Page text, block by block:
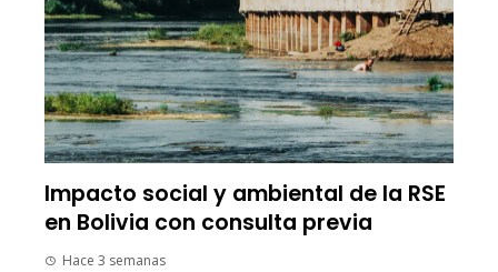
Impacto social y ambiental de la RSE
en Bolivia con consulta previa
Hace 3 semanas